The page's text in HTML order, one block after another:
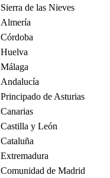
Sierra de las Nieves
Almería
Córdoba
Huelva
Málaga
Andalucía
Principado de Asturias
Canarias
Castilla y León
Cataluña
Extremadura
Comunidad de Madrid